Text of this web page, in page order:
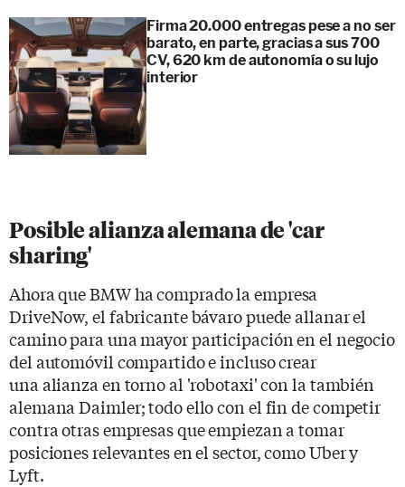
Firma 20.000 entregas pese a no ser
barato, en parte, gracias a sus 700
CV, 620 km de autonomía o su lujo
interior
Posible alianza alemana de 'car
sharing'
Ahora que BMW ha comprado la empresa
DriveNow, el fabricante bávaro puede allanar el
camino para una mayor participación en el negocio
del automóvil compartido e incluso crear
una alianza en torno al 'robotaxi' con la también
alemana Daimler; todo ello con el fin de competir
contra otras empresas que empiezan a tomar
posiciones relevantes en el sector, como Uber y
Lyft.